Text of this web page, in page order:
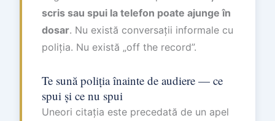
scris sau spui la telefon poate ajunge în
dosar. Nu există conversații informale cu
poliția. Nu există „off the record”.
Te sună poliția înainte de audiere — ce
spui și ce nu spui
Uneori citația este precedată de un apel